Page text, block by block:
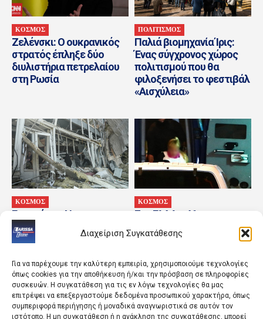
Διαχείριση Συγκατάθεσης
Για να παρέχουμε την καλύτερη εμπειρία, χρησιμοποιούμε τεχνολογίες
όπως cookies για την αποθήκευση ή/και την πρόσβαση σε πληροφορίες
συσκευών. Η συγκατάθεση για τις εν λόγω τεχνολογίες θα μας
επιτρέψει να επεξεργαστούμε δεδομένα προσωπικού χαρακτήρα, όπως
συμπεριφορά περιήγησης ή μοναδικά αναγνωριστικά σε αυτόν τον
ιστότοπο. Η μη συγκατάθεση ή η ανάκληση της συγκατάθεσης, μπορεί
ΚΟΣΜΟΣ
Ζελένσκι: O ουκρανικός
στρατός έπληξε δύο
διυλιστήρια πετρελαίου
στη Ρωσία
ΠΟΛΙΤΙΣΜΟΣ
Παλιά βιομηχανία Ίρις:
Ένας σύγχρονος χώρος
πολιτισμού που θα
φιλοξενήσει το φεστιβάλ
«Αισχύλεια»
ΚΟΣΜΟΣ
Γκουτέρες: Να
τερματιστούν άμεσα οι
επιθέσεις κατά αμάχων
ΚΟΣΜΟΣ
Στη ΓΑΔΑ η 46χρονη της
Marfin – Οι πρώτες
φωτογραφίες από την